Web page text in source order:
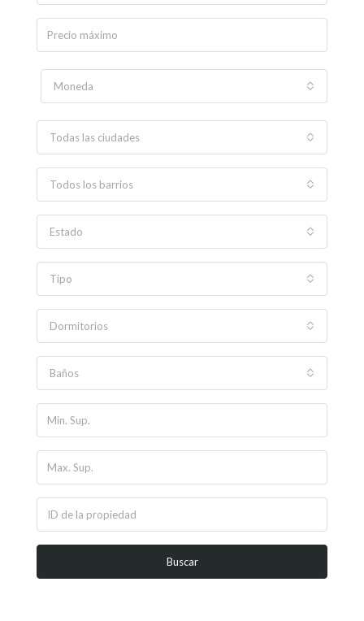
Moneda
Todas las ciudades
Todos los barrios
Estado
Tipo
Dormitorios
Baños
Buscar